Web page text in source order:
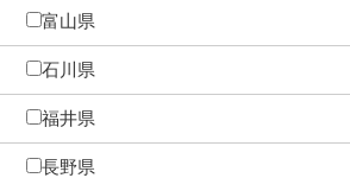
富山県
石川県
福井県
長野県